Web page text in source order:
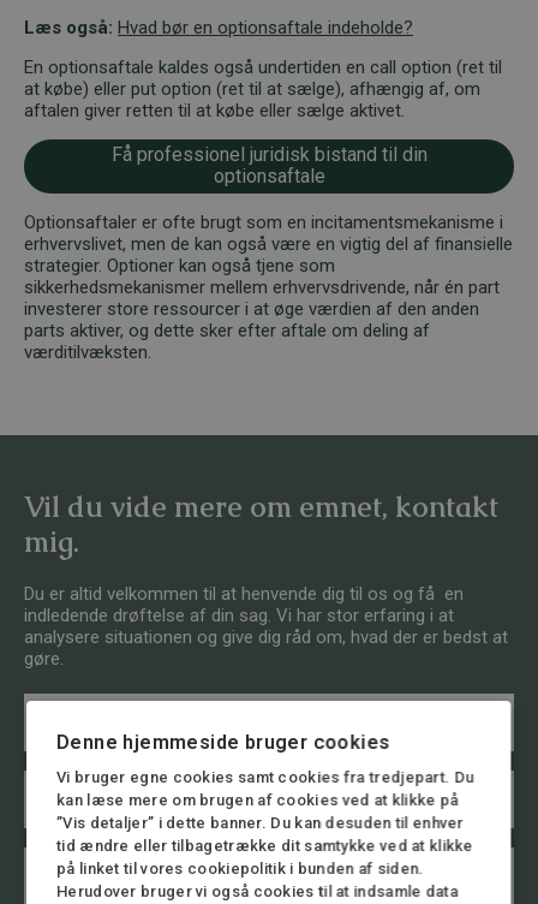
Læs også: Hvad bør en optionsaftale indeholde?
En optionsaftale kaldes også undertiden en call option (ret til
at købe) eller put option (ret til at sælge), afhængig af, om
aftalen giver retten til at købe eller sælge aktivet.
Få professionel juridisk bistand til din
optionsaftale
Optionsaftaler er ofte brugt som en incitamentsmekanisme i
erhvervslivet, men de kan også være en vigtig del af finansielle
strategier. Optioner kan også tjene som
sikkerhedsmekanismer mellem erhvervsdrivende, når én part
investerer store ressourcer i at øge værdien af den anden
parts aktiver, og dette sker efter aftale om deling af
værditilvæksten.
Vil du vide mere om emnet, kontakt
mig.
Du er altid velkommen til at henvende dig til os og få en
indledende drøftelse af din sag. Vi har stor erfaring i at
analysere situationen og give dig råd om, hvad der er bedst at
gøre.
*
a
y
t
N
v
n
a
i
Denne hjemmeside bruger cookies
Vi bruger egne cookies samt cookies fra tredjepart. Du
kan læse mere om brugen af cookies ved at klikke på
”Vis detaljer” i dette banner. Du kan desuden til enhver
tid ændre eller tilbagetrække dit samtykke ved at klikke
på linket til vores cookiepolitik i bunden af siden.
Herudover bruger vi også cookies til at indsamle data